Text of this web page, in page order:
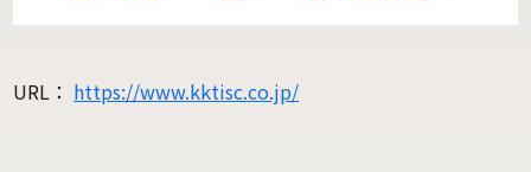
URL： https://www.kktisc.co.jp/